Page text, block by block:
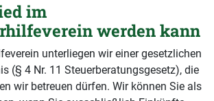
im
werden kann
unterliegen wir einer gesetzlichen
(§ 4 Nr. 11 Steuerberatungsgesetz), die
wir betreuen dürfen. Wir können Sie als